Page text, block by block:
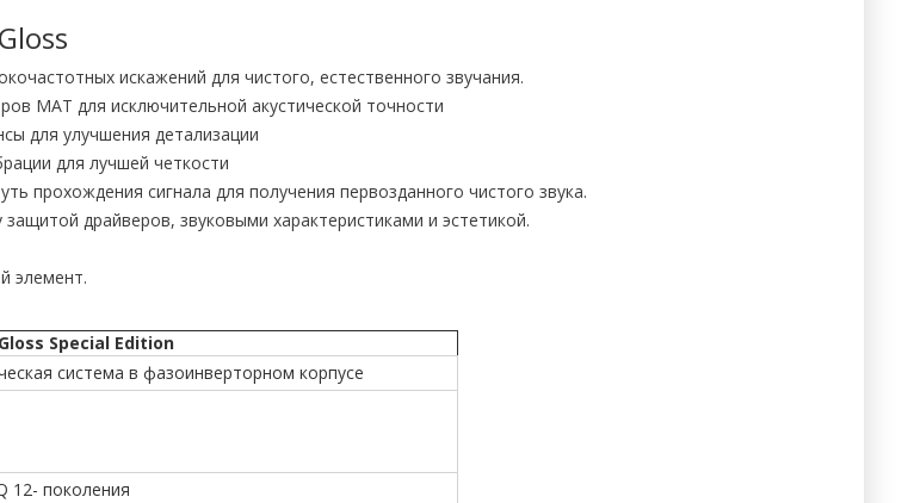
искажений для чистого, естественного звучания.
MAT для исключительной акустической точности
для улучшения детализации
для лучшей четкости
прохождения сигнала для получения первозданного чистого звука.
драйверов, звуковыми характеристиками и эстетикой.
элемент.
Special Edition
система в фазоинверторном корпусе
12- поколения